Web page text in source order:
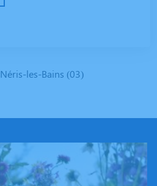
Néris-les-Bains (03)